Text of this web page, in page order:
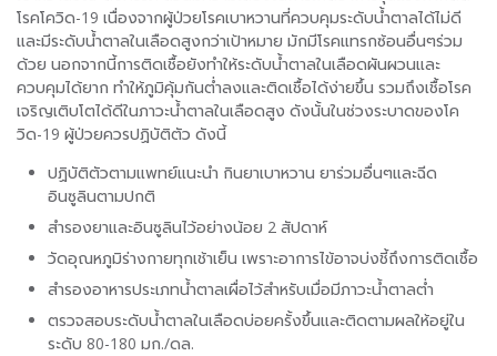
โรคโควิด-19 เนื่องจากผู้ป่วยโรคเบาหวานที่ควบคุมระดับน้ำตาลได้ไม่ดี
และมีระดับน้ำตาลในเลือดสูงกว่าเป้าหมาย มักมีโรคแทรกซ้อนอื่นๆร่วม
ด้วย นอกจากนี้การติดเชื้อยังทำให้ระดับน้ำตาลในเลือดผันผวนและ
ควบคุมได้ยาก ทำให้ภูมิคุ้มกันต่ำลงและติดเชื้อได้ง่ายขึ้น รวมถึงเชื้อโรค
เจริญเติบโตได้ดีในภาวะน้ำตาลในเลือดสูง ดังนั้นในช่วงระบาดของโค
วิด-19 ผู้ป่วยควรปฏิบัติตัว ดังนี้
ปฏิบัติตัวตามแพทย์แนะนำ กินยาเบาหวาน ยาร่วมอื่นๆและฉีด
อินซูลินตามปกติ
สำรองยาและอินซูลินไว้อย่างน้อย 2 สัปดาห์
วัดอุณหภูมิร่างกายทุกเช้าเย็น เพราะอาการไข้อาจบ่งชี้ถึงการติดเชื้อ
สำรองอาหารประเภทน้ำตาลเผื่อไว้สำหรับเมื่อมีภาวะน้ำตาลต่ำ
ตรวจสอบระดับน้ำตาลในเลือดบ่อยครั้งขึ้นและติดตามผลให้อยู่ใน
ระดับ 80-180 มก./ดล.